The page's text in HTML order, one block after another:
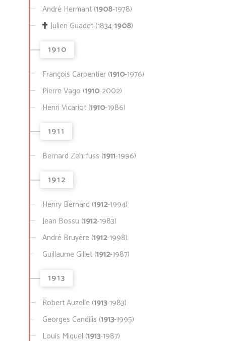
André Hermant (1908-1978)
Julien Guadet (1834-1908)
1910
François Carpentier (1910-1976)
Pierre Vago (1910-2002)
Henri Vicariot (1910-1986)
1911
Bernard Zehrfuss (1911-1996)
1912
Henry Bernard (1912-1994)
Jean Bossu (1912-1983)
André Bruyère (1912-1998)
Guillaume Gillet (1912-1987)
1913
Robert Auzelle (1913-1983)
Georges Candilis (1913-1995)
Louis Miquel (1913-1987)